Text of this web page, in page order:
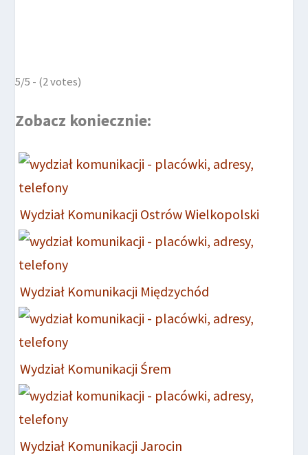
5/5 - (2 votes)
Zobacz koniecznie:
Wydział Komunikacji Ostrów Wielkopolski
Wydział Komunikacji Międzychód
Wydział Komunikacji Śrem
Wydział Komunikacji Jarocin